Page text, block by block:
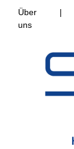
Über
uns
|